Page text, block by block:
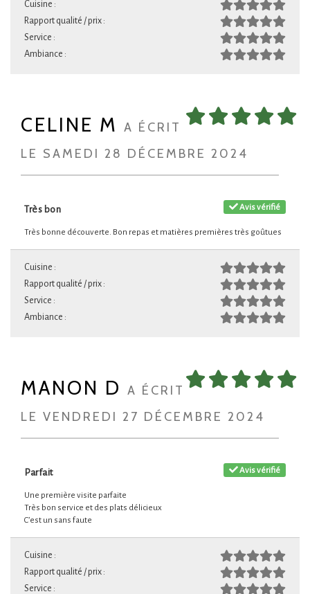
Cuisine :
Rapport qualité / prix :
Service :
Ambiance :
CELINE M A ÉCRIT
LE SAMEDI 28 DÉCEMBRE 2024
Avis vérifié
Très bon
Très bonne découverte. Bon repas et matières premières très goûtues
Cuisine :
Rapport qualité / prix :
Service :
Ambiance :
MANON D A ÉCRIT
LE VENDREDI 27 DÉCEMBRE 2024
Avis vérifié
Parfait
Une première visite parfaite
Très bon service et des plats délicieux
C’est un sans faute
Cuisine :
Rapport qualité / prix :
Service :